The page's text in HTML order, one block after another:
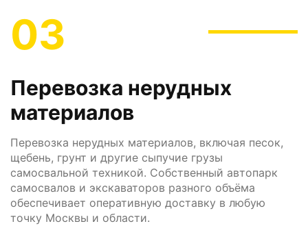
03
Перевозка нерудных
материалов
Перевозка нерудных материалов, включая песок,
щебень, грунт и другие сыпучие грузы
самосвальной техникой. Собственный автопарк
самосвалов и экскаваторов разного объёма
обеспечивает оперативную доставку в любую
точку Москвы и области.